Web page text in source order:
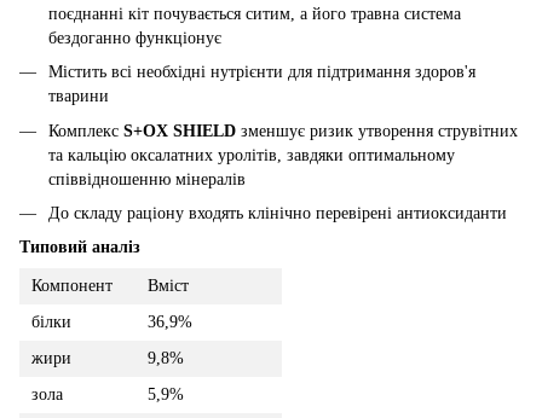
поєднанні кіт почувається ситим, а його травна система
бездоганно функціонує
Містить всі необхідні нутрієнти для підтримання здоров'я
тварини
Комплекс S+OX SHIELD зменшує ризик утворення струвітних
та кальцію оксалатних уролітів, завдяки оптимальному
співвідношенню мінералів
До складу раціону входять клінічно перевірені антиоксиданти
Типовий аналіз
Компонент
Вміст
білки
36,9%
жири
9,8%
зола
5,9%